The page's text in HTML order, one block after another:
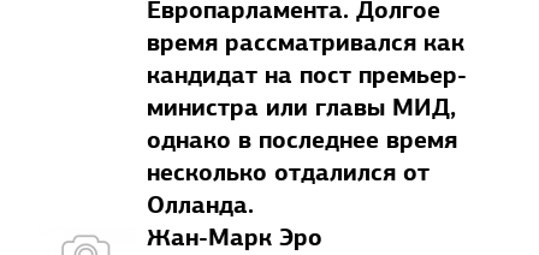
Европарламента. Долгое
время рассматривался как
кандидат на пост премьер-
министра или главы МИД,
однако в последнее время
несколько отдалился от
Олланда.
Жан-Марк Эро